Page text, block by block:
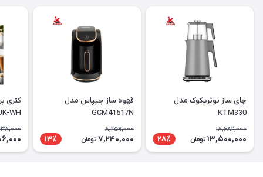
چای ساز نوتریکوک مدل
KTM330
18,682,000
13,500,000 تومان 28٪
قهوه ساز جیپاس مدل
GCM41517N
8,259,000
7,240,000 تومان 13٪
کتری
WH